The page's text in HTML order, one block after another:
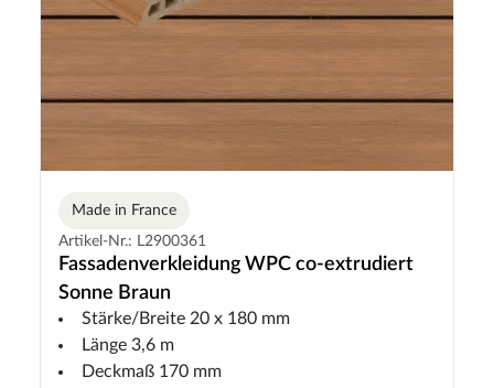
Made in France
Artikel-Nr.: L2900361
Fassadenverkleidung WPC co-extrudiert
Sonne Braun
Stärke/Breite 20 x 180 mm
Länge 3,6 m
Deckmaß 170 mm